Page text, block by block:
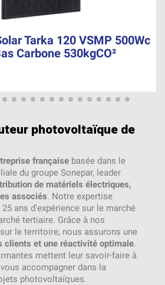
Tarka 120 VSMP 500Wc
Carbone 530kgCO²
photovoltaïque de
française basée dans le
du groupe Sonepar, leader
de matériels électriques,
associés. Notre expertise
ans d'expérience sur le marché
tertiaire. Grâce à nos
le territoire, nous assurons une
clients et une réactivité optimale.
mettent leur savoir-faire à
accompagner dans la
photovoltaïques.